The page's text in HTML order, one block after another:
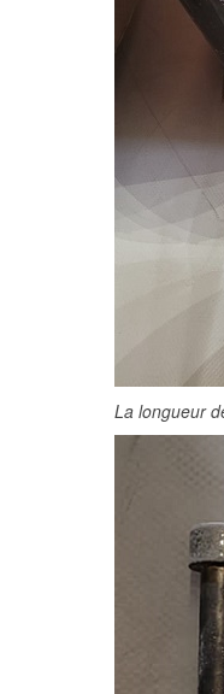
La longueur